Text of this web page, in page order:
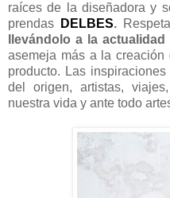
raíces de la diseñadora y
prendas
DELBES.
llevándolo a la actualidad
asemeja más a la
producto. Las
del origen, artistas,
nuestra vida y ante todo